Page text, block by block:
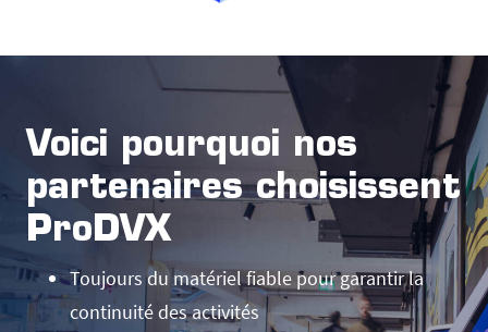
Voici pourquoi nos
partenaires choisissent
ProDVX
Toujours du matériel fiable pour garantir la
continuité des activités